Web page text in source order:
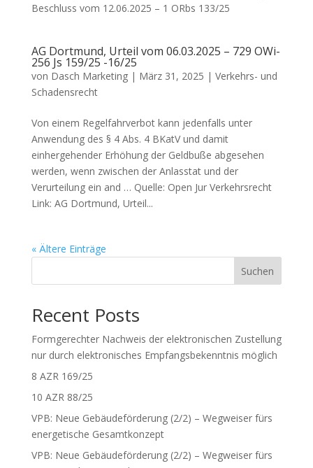
Beschluss vom 12.06.2025 – 1 ORbs 133/25
AG Dortmund, Urteil vom 06.03.2025 – 729 OWi-
256 Js 159/25 -16/25
von Dasch Marketing| März 31, 2025 | Verkehrs- und
Schadensrecht
Von einem Regelfahrverbot kann jedenfalls unter
Anwendung des § 4 Abs. 4 BKatV und damit
einhergehender Erhöhung der Geldbuße abgesehen
werden, wenn zwischen der Anlasstat und der
Verurteilung ein and … Quelle: Open Jur Verkehrsrecht
Link: AG Dortmund, Urteil...
« Ältere Einträge
Suchen
Recent Posts
Formgerechter Nachweis der elektronischen Zustellung
nur durch elektronisches Empfangsbekenntnis möglich
8 AZR 169/25
10 AZR 88/25
VPB: Neue Gebäudeförderung (2/2) – Wegweiser fürs
energetische Gesamtkonzept
VPB: Neue Gebäudeförderung (2/2) – Wegweiser fürs